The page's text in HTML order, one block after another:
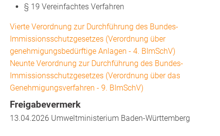
§ 19 Vereinfachtes Verfahren
Vierte Verordnung zur Durchführung des Bundes-
Immissionsschutzgesetzes (Verordnung über
genehmigungsbedürftige Anlagen - 4. BImSchV)
Neunte Verordnung zur Durchführung des Bundes-
Immissionsschutzgesetzes (Verordnung über das
Genehmigungsverfahren - 9. BImSchV)
Freigabevermerk
13.04.2026 Umweltministerium Baden-Württemberg